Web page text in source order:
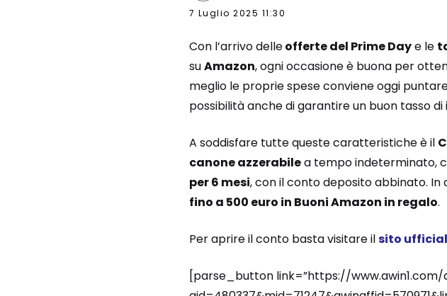
7 Luglio 2025 11:30
Con l’arrivo delleofferte del Prime Daye le
suAmazon, ogni occasione è buona per
meglio le proprie spese conviene oggi
possibilità anche di garantire un buon tasso
A soddisfare tutte queste caratteristiche è il
canone azzerabilea tempo indeterminato,
per 6 mesi, con il conto deposito abbinato.
fino a 500 euro in Buoni Amazon in regalo.
Per aprire il conto basta visitare ilsito
[parse_button link=”https://